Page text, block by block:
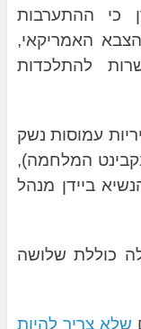
כי ההתערבות
האמריקאי,
להתלכדות
עמוסות נשק
המלחמה),
ביידן מנהל
כוללת שלושה
שלא צריך להיות